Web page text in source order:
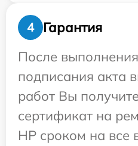
4
Гарантия
После
подписания акта
работ Вы
сертификат на
HP сроком на все